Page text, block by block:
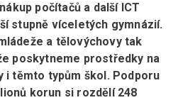
počítačů a další ICT
stupně víceletých gymnázií.
a tělovýchovy tak
poskytneme prostředky na
i těmto typům škol. Podporu
korun si rozdělí 248